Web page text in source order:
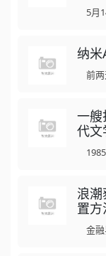
5月
纳米
前两
一
代文
浪
置方
金融